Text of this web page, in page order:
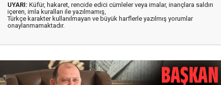
UYARI: Küfür, hakaret, rencide edici cümleler veya imalar, inançlara saldırı
içeren, imla kuralları ile yazılmamış,
Türkçe karakter kullanılmayan ve büyük harflerle yazılmış yorumlar
onaylanmamaktadır.